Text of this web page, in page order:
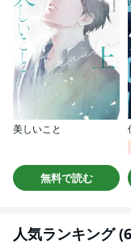
美しいこと
無料で読む
人気ランキング